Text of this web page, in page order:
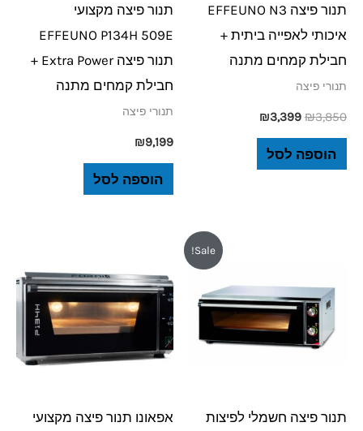
תנור פיצה EFFEUNO N3
איכותי לאפייה ביתית +
חבילת קמחים מתנה
תנורי פיצה
₪3,850
₪3,399
הוספה לסל
תנור פיצה מקצועי
EFFEUNO P134H 509E
תנור פיצה Extra Power +
חבילת קמחים מתנה
תנורי פיצה
₪9,199
הוספה לסל
Sale!
תנור פיצה חשמלי לפיצות
₪6,392.
₪5,999.
אפאונו תנור פיצה מקצועי